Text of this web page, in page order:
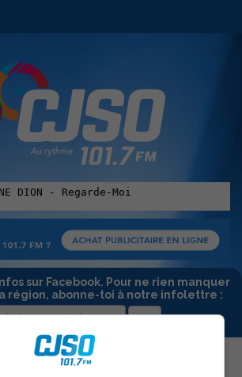
sur Facebook. Pour ne rien manquer
région, abonne-toi à notre infolettre :